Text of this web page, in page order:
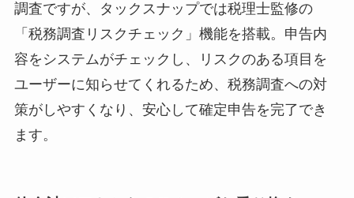
調査ですが、タックスナップでは税理士監修の
「税務調査リスクチェック」機能を搭載。申告内
容をシステムがチェックし、リスクのある項目を
ユーザーに知らせてくれるため、税務調査への対
策がしやすくなり、安心して確定申告を完了でき
ます。